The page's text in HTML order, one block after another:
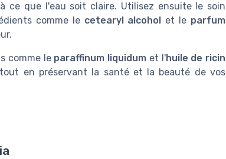
ce que l'eau soit claire. Utilisez ensuite le soin
comme le cetearyl alcohol et le parfum
comme le paraffinum liquidum et l'huile de ricin
en préservant la santé et la beauté de vos